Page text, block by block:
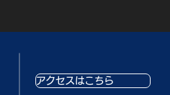
アクセスはこちら